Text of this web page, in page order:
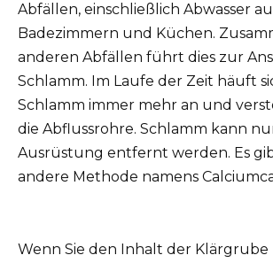
Abfällen, einschließlich Abwasser
Badezimmern und Küchen.
anderen Abfällen führt dies zur
Schlamm. Im Laufe der Zeit häuft
Schlamm immer mehr an und
die Abflussrohre. Schlamm kann
Ausrüstung entfernt werden. Es
andere Methode namens
Wenn Sie den Inhalt der Klärgrube